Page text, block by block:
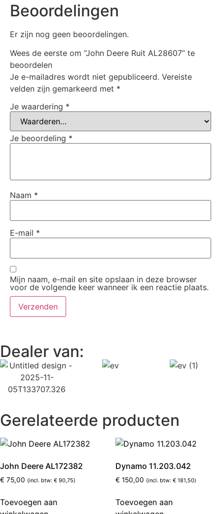
Beoordelingen
Er zijn nog geen beoordelingen.
Wees de eerste om “John Deere Ruit AL28607” te
beoordelen
Je e-mailadres wordt niet gepubliceerd. Vereiste
velden zijn gemarkeerd met *
Je waardering *
Je beoordeling *
Naam *
E-mail *
Mijn naam, e-mail en site opslaan in deze browser
voor de volgende keer wanneer ik een reactie plaats.
Dealer van:
Gerelateerde producten
John Deere AL172382
€ 75,00 (incl. btw: € 90,75)
Toevoegen aan
Dynamo 11.203.042
€ 150,00 (incl. btw: € 181,50)
Toevoegen aan